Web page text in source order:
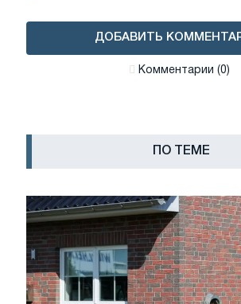
ДОБАВИТЬ
Комментарии (0)
ПО ТЕМЕ